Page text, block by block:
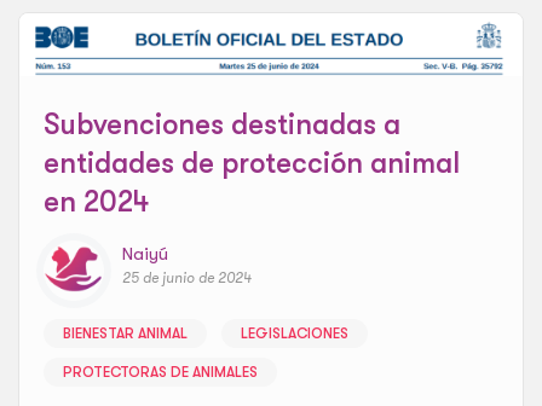
Subvenciones destinadas a
entidades de protección animal
en 2024
Naiyú
25 de junio de 2024
BIENESTAR ANIMAL LEGISLACIONES
PROTECTORAS DE ANIMALES